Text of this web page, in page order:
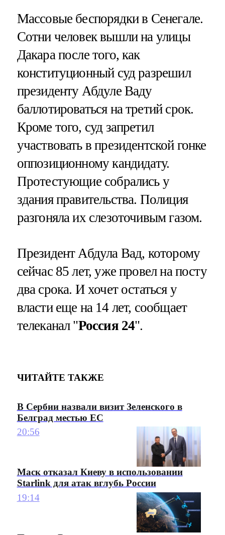
Массовые беспорядки в Сенегале.
Сотни человек вышли на улицы
Дакара после того, как
конституционный суд разрешил
президенту Абдуле Ваду
баллотироваться на третий срок.
Кроме того, суд запретил
участвовать в президентской гонке
оппозиционному кандидату.
Протестующие собрались у
здания правительства. Полиция
разгоняла их слезоточивым газом.
Президент Абдула Вад, которому
сейчас 85 лет, уже провел на посту
два срока. И хочет остаться у
власти еще на 14 лет, сообщает
телеканал "Россия 24".
ЧИТАЙТЕ ТАКЖЕ
В Сербии назвали визит Зеленского в
Белград местью ЕС
20:56
Маск отказал Киеву в использовании
Starlink для атак вглубь России
19:14